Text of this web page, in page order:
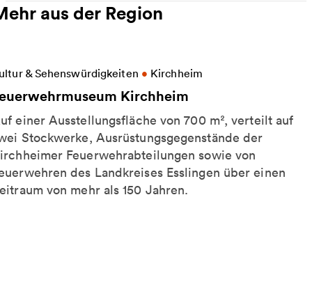
aus der Region
& Sehenswürdigkeiten • Kirchheim
Kirchheim
einer Ausstellungsfläche von 700 m², verteilt auf
Stockwerke, Ausrüstungsgegenstände der
Feuerwehrabteilungen sowie von
des Landkreises Esslingen über einen
von mehr als 150 Jahren.
Informationen zu Feuerwehrmuseum